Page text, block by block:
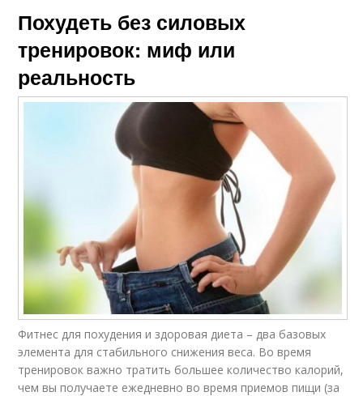
Похудеть без силовых
тренировок: миф или
реальность
Фитнес для похудения и здоровая диета – два базовых
элемента для стабильного снижения веса. Во время
тренировок важно тратить большее количество калорий,
чем вы получаете ежедневно во время приемов пищи (за